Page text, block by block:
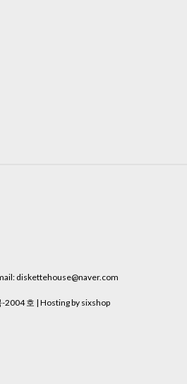
diskettehouse@naver.com
2004 호 | Hosting by sixshop